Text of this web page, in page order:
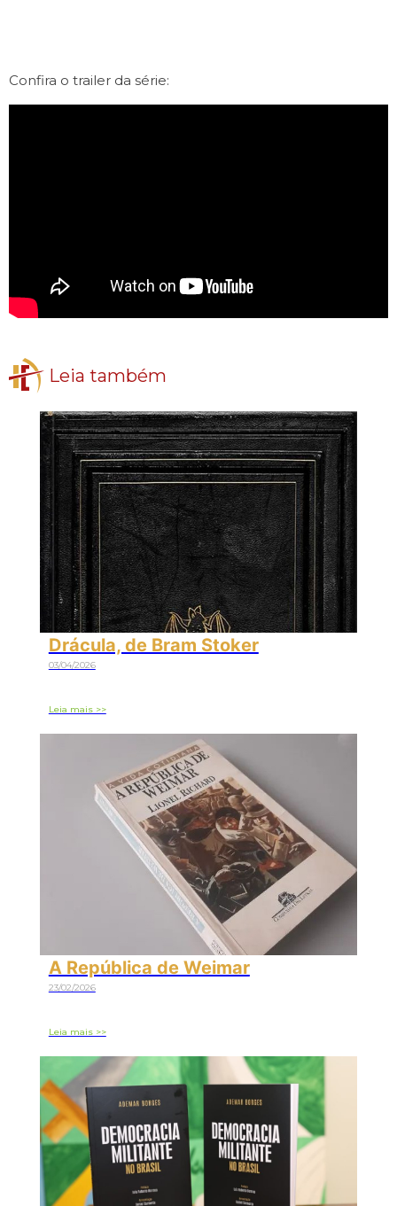
Confira o trailer da série:
Leia também
Drácula, de Bram Stoker
03/04/2026
Leia mais >>
A República de Weimar
23/02/2026
Leia mais >>